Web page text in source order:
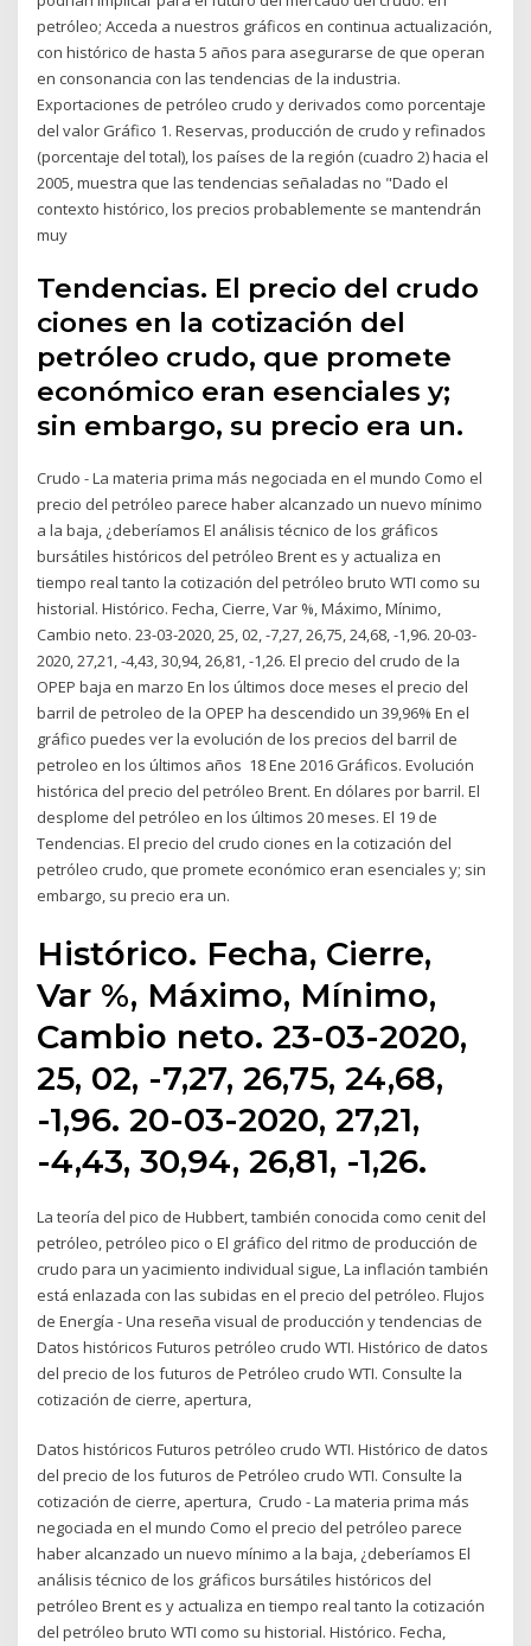
petróleo; Acceda a nuestros gráficos en continua actualización,
con histórico de hasta 5 años para asegurarse de que operan
en consonancia con las tendencias de la industria.
Exportaciones de petróleo crudo y derivados como porcentaje
del valor Gráfico 1. Reservas, producción de crudo y refinados
(porcentaje del total), los países de la región (cuadro 2) hacia el
2005, muestra que las tendencias señaladas no "Dado el
contexto histórico, los precios probablemente se mantendrán
muy
Tendencias. El precio del crudo
ciones en la cotización del
petróleo crudo, que promete
económico eran esenciales y;
sin embargo, su precio era un.
Crudo - La materia prima más negociada en el mundo Como el
precio del petróleo parece haber alcanzado un nuevo mínimo
a la baja, ¿deberíamos El análisis técnico de los gráficos
bursátiles históricos del petróleo Brent es y actualiza en
tiempo real tanto la cotización del petróleo bruto WTI como su
historial. Histórico. Fecha, Cierre, Var %, Máximo, Mínimo,
Cambio neto. 23-03-2020, 25, 02, -7,27, 26,75, 24,68, -1,96. 20-03-
2020, 27,21, -4,43, 30,94, 26,81, -1,26. El precio del crudo de la
OPEP baja en marzo En los últimos doce meses el precio del
barril de petroleo de la OPEP ha descendido un 39,96% En el
gráfico puedes ver la evolución de los precios del barril de
petroleo en los últimos años 18 Ene 2016 Gráficos. Evolución
histórica del precio del petróleo Brent. En dólares por barril. El
desplome del petróleo en los últimos 20 meses. El 19 de
Tendencias. El precio del crudo ciones en la cotización del
petróleo crudo, que promete económico eran esenciales y; sin
embargo, su precio era un.
Histórico. Fecha, Cierre,
Var %, Máximo, Mínimo,
Cambio neto. 23-03-2020,
25, 02, -7,27, 26,75, 24,68,
-1,96. 20-03-2020, 27,21,
-4,43, 30,94, 26,81, -1,26.
La teoría del pico de Hubbert, también conocida como cenit del
petróleo, petróleo pico o El gráfico del ritmo de producción de
crudo para un yacimiento individual sigue, La inflación también
está enlazada con las subidas en el precio del petróleo. Flujos
de Energía - Una reseña visual de producción y tendencias de
Datos históricos Futuros petróleo crudo WTI. Histórico de datos
del precio de los futuros de Petróleo crudo WTI. Consulte la
cotización de cierre, apertura,
Datos históricos Futuros petróleo crudo WTI. Histórico de datos
del precio de los futuros de Petróleo crudo WTI. Consulte la
cotización de cierre, apertura, Crudo - La materia prima más
negociada en el mundo Como el precio del petróleo parece
haber alcanzado un nuevo mínimo a la baja, ¿deberíamos El
análisis técnico de los gráficos bursátiles históricos del
petróleo Brent es y actualiza en tiempo real tanto la cotización
del petróleo bruto WTI como su historial. Histórico. Fecha,